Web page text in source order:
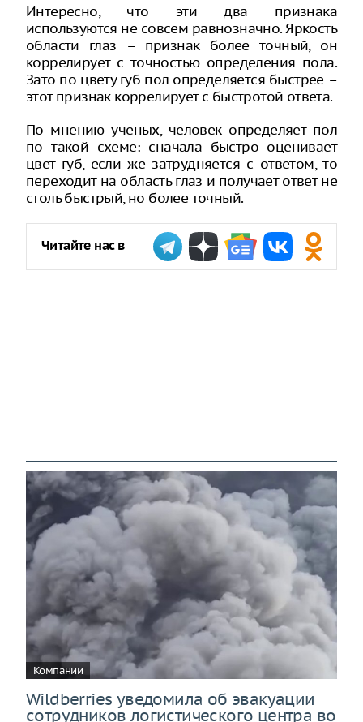
Интересно, что эти два признака
используются не совсем равнозначно. Яркость
области глаз – признак более точный, он
коррелирует с точностью определения пола.
Зато по цвету губ пол определяется быстрее –
этот признак коррелирует с быстротой ответа.
По мнению ученых, человек определяет пол
по такой схеме: сначала быстро оценивает
цвет губ, если же затрудняется с ответом, то
переходит на область глаз и получает ответ не
столь быстрый, но более точный.
Читайте нас в
Компании
Wildberries уведомила об эвакуации
сотрудников логистического центра во